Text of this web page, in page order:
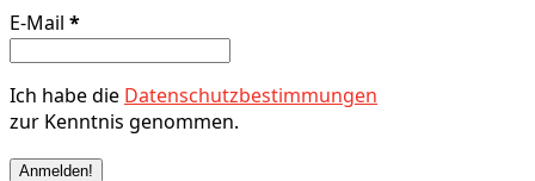
E-Mail *
Ich habe die Datenschutzbestimmungen
zur Kenntnis genommen.